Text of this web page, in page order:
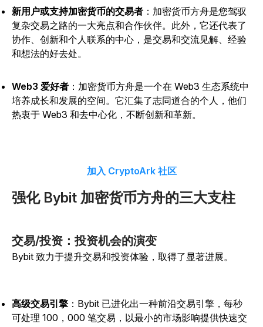
新用户或支持加密货币的交易者 ：加密货币方舟是您驾驭
复杂交易之路的一大亮点和合作伙伴。此外，它还代表了
协作、创新和个人联系的中心，是交易和交流见解、经验
和想法的好去处。
Web3 爱好者 ：加密货币方舟是一个在 Web3 生态系统中
培养成长和发展的空间。它汇集了志同道合的个人，他们
热衷于 Web3 和去中心化，不断创新和革新。
加入 CryptoArk 社区
强化 Bybit 加密货币方舟的三大支柱
交易/投资：投资机会的演变
Bybit 致力于提升交易和投资体验，取得了显著进展。
高级交易引擎 ：Bybit 已进化出一种前沿交易引擎，每秒
可处理 100，000 笔交易，以最小的市场影响提供快速交